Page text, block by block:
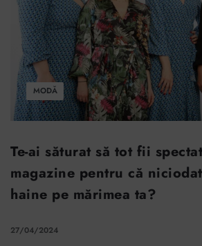
MODĂ
Te-ai săturat să tot fii
magazine pentru că
haine pe mărimea ta?
27/04/2024